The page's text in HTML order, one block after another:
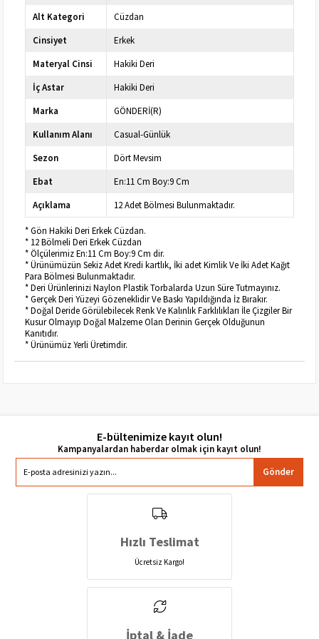
Alt Kategori
Cüzdan
Cinsiyet
Erkek
Materyal Cinsi
Hakiki Deri
İç Astar
Hakiki Deri
Marka
GÖNDERİ(R)
Kullanım Alanı
Casual-Günlük
Sezon
Dört Mevsim
Ebat
En:11 Cm Boy:9 Cm
Açıklama
12 Adet Bölmesi Bulunmaktadır.
* Gön Hakiki Deri Erkek Cüzdan.
* 12 Bölmeli Deri Erkek Cüzdan
* Ölçülerimiz En:11 Cm Boy:9 Cm dir.
* Ürünümüzün Sekiz Adet Kredi kartlık, İki adet Kimlik Ve İki Adet Kağıt
Para Bölmesi Bulunmaktadır.
* Deri Ürünlerinizi Naylon Plastik Torbalarda Uzun Süre Tutmayınız.
* Gerçek Deri Yüzeyi Gözeneklidir Ve Baskı Yapıldığında İz Bırakır.
* Doğal Deride Görülebilecek Renk Ve Kalınlık Farklılıkları İle Çizgiler Bir
Kusur Olmayıp Doğal Malzeme Olan Derinin Gerçek Olduğunun
Kanıtıdır.
* Ürünümüz Yerli Üretimdir.
E-bültenimize kayıt olun!
Gönder
Hızlı Teslimat
Ücretsiz Kargo!
İptal & İade